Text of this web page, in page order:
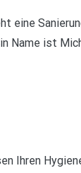
eine
Name ist
Ihren